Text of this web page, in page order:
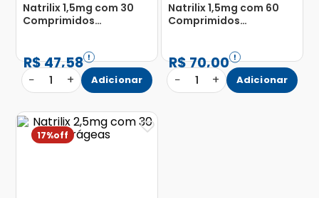
Natrilix 1,5mg com 30
Comprimidos
R$47,58
− 1 + Adicionar
Natrilix 1,5mg com 60
Comprimidos
R$70,00
− 1 + Adicionar
17%